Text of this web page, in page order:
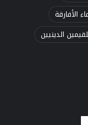
الدينيين